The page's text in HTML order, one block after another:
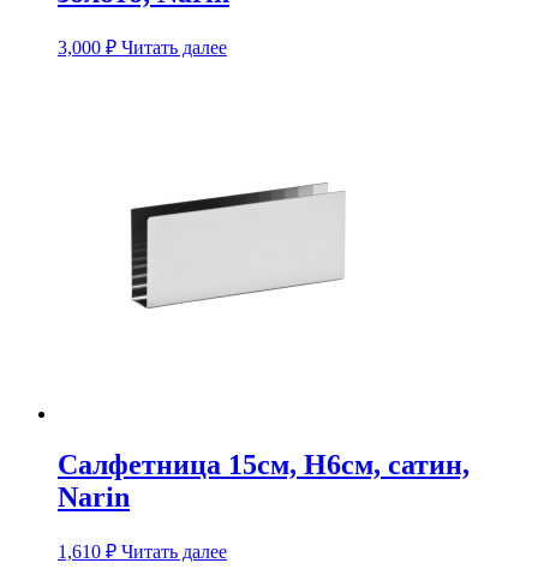
3,000 ₽ Читать далее
Салфетница 15см, H6см, сатин,
Narin
1,610 ₽ Читать далее